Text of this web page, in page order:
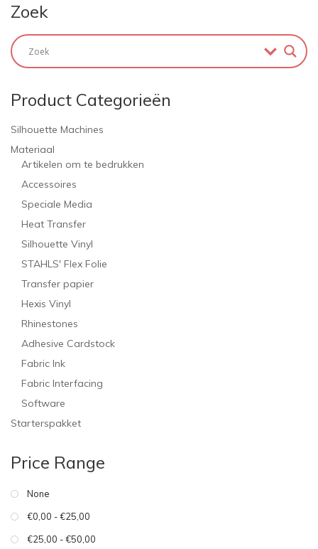
Zoek
Product Categorieën
Silhouette Machines
Materiaal
Artikelen om te bedrukken
Accessoires
Speciale Media
Heat Transfer
Silhouette Vinyl
STAHLS' Flex Folie
Transfer papier
Hexis Vinyl
Rhinestones
Adhesive Cardstock
Fabric Ink
Fabric Interfacing
Software
Starterspakket
Price Range
None
€0,00 - €25,00
€25,00 - €50,00